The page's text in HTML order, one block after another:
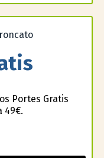
Portes Gratis
49€.